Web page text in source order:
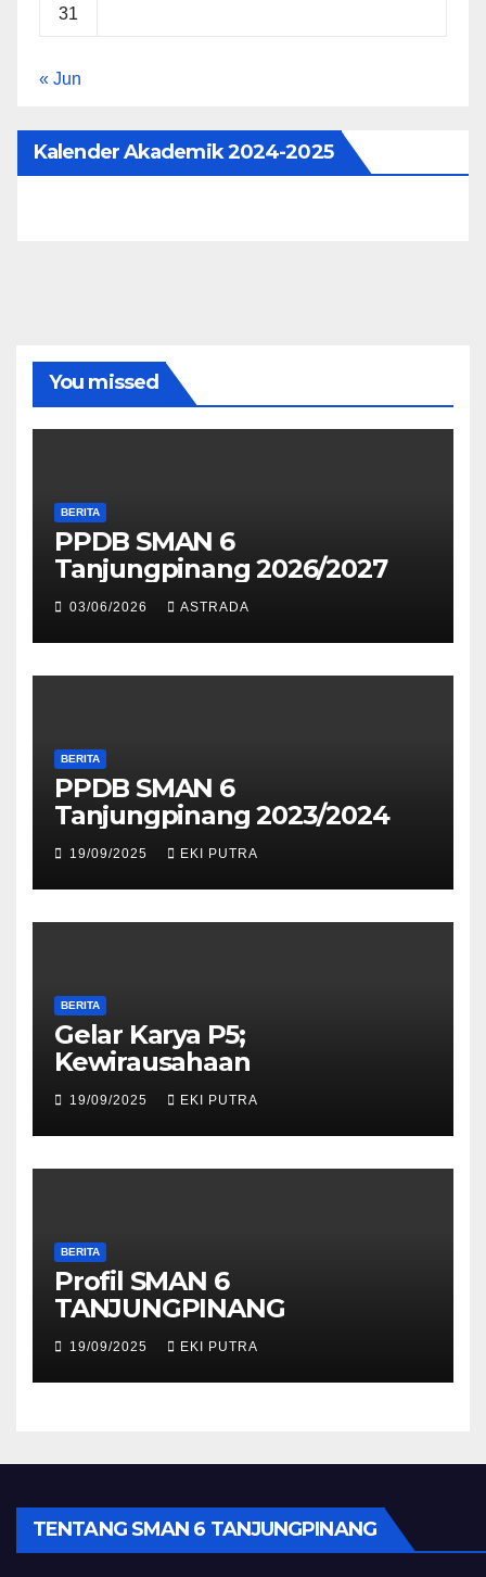
31
« Jun
Kalender Akademik 2024-2025
You missed
BERITA
PPDB SMAN 6
Tanjungpinang 2026/2027
03/06/2026 ASTRADA
BERITA
PPDB SMAN 6
Tanjungpinang 2023/2024
19/09/2025 EKI PUTRA
BERITA
Gelar Karya P5;
Kewirausahaan
19/09/2025 EKI PUTRA
BERITA
Profil SMAN 6
TANJUNGPINANG
19/09/2025 EKI PUTRA
TENTANG SMAN 6 TANJUNGPINANG